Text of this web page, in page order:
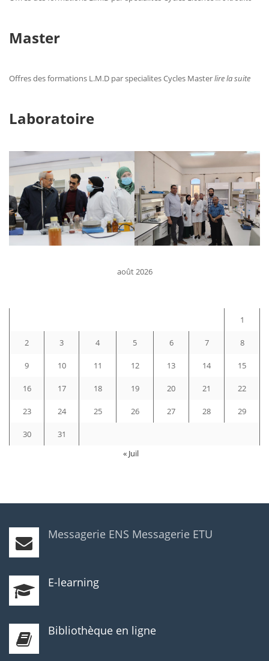
Master
Offres des formations L.M.D par specialites Cycles Masterlire la suite
Laboratoire
août 2026
1
2 3 4 5 6 7 8
9 10 11 12 13 14 15
16 17 18 19 20 21 22
23 24 25 26 27 28 29
30
31
« Juil
Messagerie ENS Messagerie ETU
E-learning
Bibliothèque en ligne